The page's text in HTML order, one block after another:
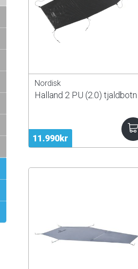
11.990kr
Nordisk
Halland 2 PU (2.0) tjaldbotn